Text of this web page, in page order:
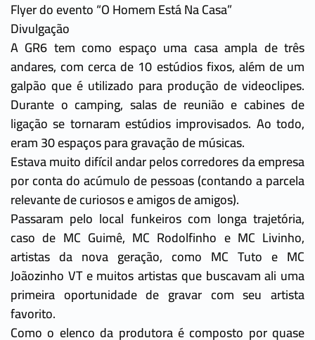
Flyer do evento “O Homem Está Na Casa”
Divulgação
A GR6 tem como espaço uma casa ampla de três
andares, com cerca de 10 estúdios fixos, além de um
galpão que é utilizado para produção de videoclipes.
Durante o camping, salas de reunião e cabines de
ligação se tornaram estúdios improvisados. Ao todo,
eram 30 espaços para gravação de músicas.
Estava muito difícil andar pelos corredores da empresa
por conta do acúmulo de pessoas (contando a parcela
relevante de curiosos e amigos de amigos).
Passaram pelo local funkeiros com longa trajetória,
caso de MC Guimê, MC Rodolfinho e MC Livinho,
artistas da nova geração, como MC Tuto e MC
Joãozinho VT e muitos artistas que buscavam ali uma
primeira oportunidade de gravar com seu artista
favorito.
Como o elenco da produtora é composto por quase